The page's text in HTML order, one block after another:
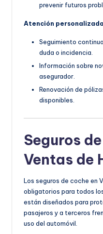
prevenir futuros
Atención
Seguimiento
duda o incidencia.
Información sobre
asegurador.
Renovación de
disponibles.
Seguros
Ventas de
Los seguros de coche en
obligatorios para todos
están diseñados para
pasajeros y a terceros
uso del automóvil.